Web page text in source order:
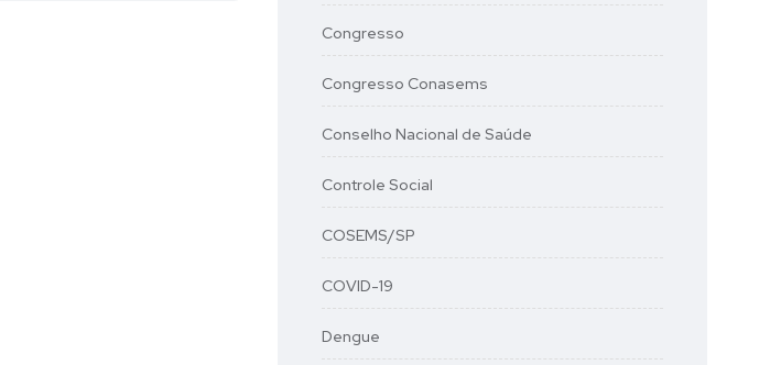
Congresso
Congresso Conasems
Conselho Nacional de Saúde
Controle Social
COSEMS/SP
COVID-19
Dengue